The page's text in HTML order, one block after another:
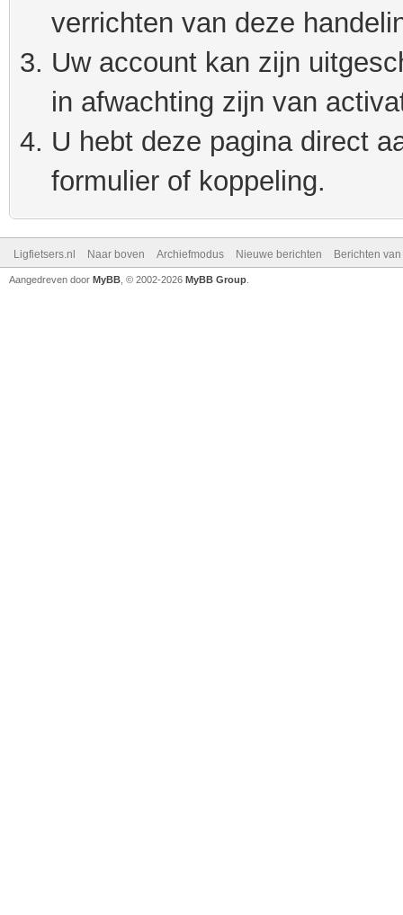
verrichten van deze
Uw account kan zijn
in afwachting zijn van
U hebt deze pagina direct
formulier of koppeling.
Ligfietsers.nl Naar boven Archiefmodus Nieuwe berichten Berichten
Aangedreven door MyBB , © 2002-2026 MyBB Group